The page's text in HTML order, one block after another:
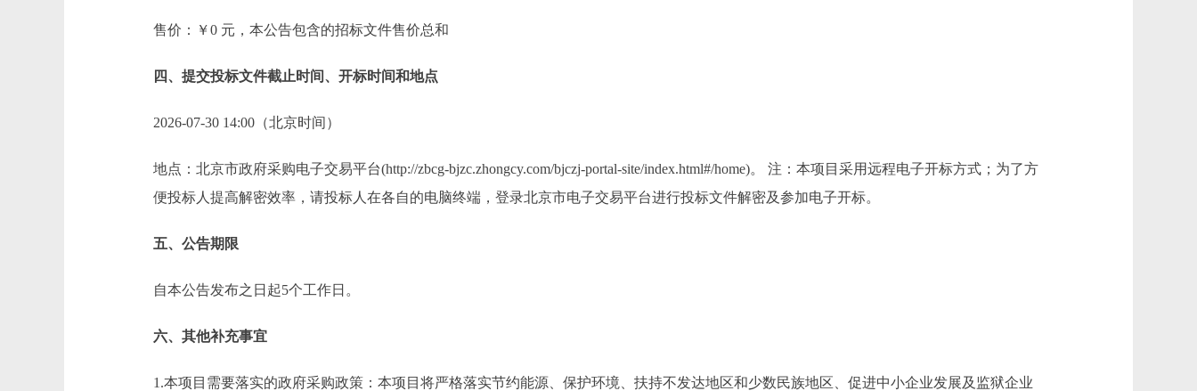
售价：￥0 元，本公告包含的招标文件售价总和
四、提交投标文件截止时间、开标时间和地点
2026-07-30 14:00（北京时间）
地点：北京市政府采购电子交易平台(http://zbcg-bjzc.zhongcy.com/bjczj-portal-site/index.html#/home)。 注：本项目采用远程电子开标方式；为了方
便投标人提高解密效率，请投标人在各自的电脑终端，登录北京市电子交易平台进行投标文件解密及参加电子开标。
五、公告期限
自本公告发布之日起5个工作日。
六、其他补充事宜
1.本项目需要落实的政府采购政策：本项目将严格落实节约能源、保护环境、扶持不发达地区和少数民族地区、促进中小企业发展及监狱企业